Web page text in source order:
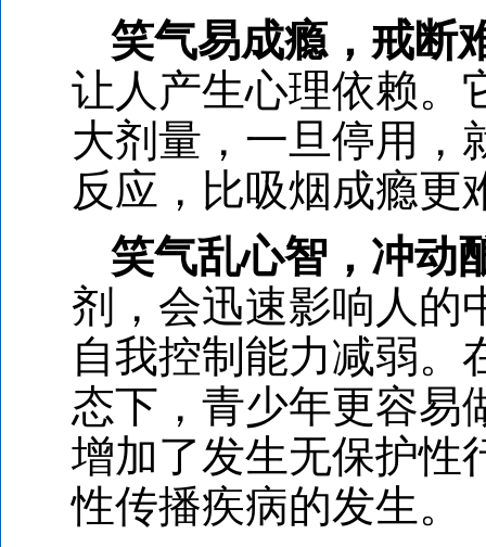
笑气易成瘾，戒断
让人产生心理依赖。
大剂量，一旦停用，
反应，比吸烟成瘾更
笑气乱心智，冲动
剂，会迅速影响人的
自我控制能力减弱。
态下，青少年更容易
增加了发生无保护性
性传播疾病的发生。